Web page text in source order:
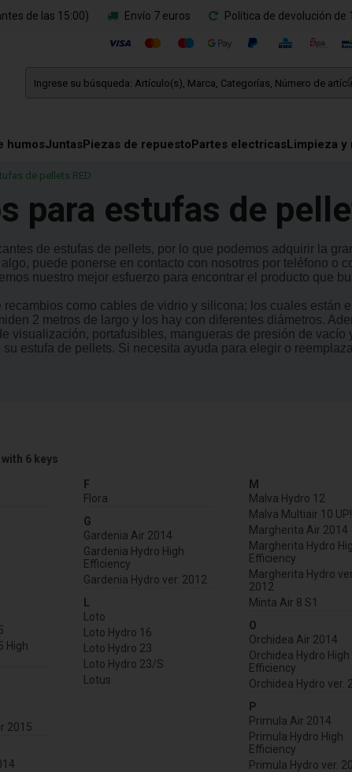
de las 15:00) Envío 7 euros Política de devolución de
humosJuntasPiezas de repuestoPartes electricasLimpieza y
de pellets RED
para estufas de
de estufas de pellets, por lo que podemos adquirir la
puede ponerse en contacto con nosotros por teléfono o
nuestro mejor esfuerzo para encontrar el producto que
como cables de vidrio y silicona; los cuales están
2 metros de largo y los hay con diferentes diámetros.
visualización, portafusibles, mangueras de presión de
estufa de pellets. Si necesita ayuda para elegir o
6 keys
High
2015
F
Flora
G
Gardenia Air 2014
Gardenia Hydro High
Efficiency
Gardenia Hydro ver. 2012
L
Loto
Loto Hydro 16
Loto Hydro 23
Loto Hydro 23/S
Lotus
M
Malva Hydro 12
Malva Multiair 10 UP!
Margherita Air 2014
Margherita Hydro
Efficiency
Margherita Hydro ver.
2012
Minta Air 8 S1
O
Orchidea Air 2014
Orchidea Hydro High
Efficiency
Orchidea Hydro ver.
P
Primula Air 2014
Primula Hydro High
Efficiency
Primula Hydro ver.